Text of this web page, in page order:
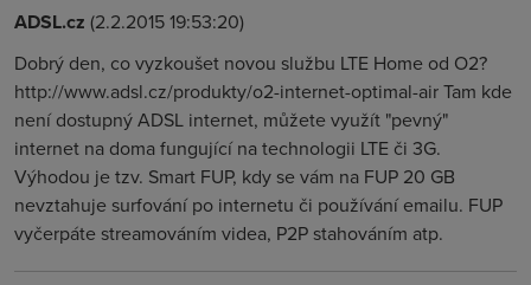
ADSL.cz (2.2.2015 19:53:20)
Dobrý den, co vyzkoušet novou službu LTE Home od O2?
http://www.adsl.cz/produkty/o2-internet-optimal-air Tam kde
není dostupný ADSL internet, můžete využít "pevný"
internet na doma fungující na technologii LTE či 3G.
Výhodou je tzv. Smart FUP, kdy se vám na FUP 20 GB
nevztahuje surfování po internetu či používání emailu. FUP
vyčerpáte streamováním videa, P2P stahováním atp.